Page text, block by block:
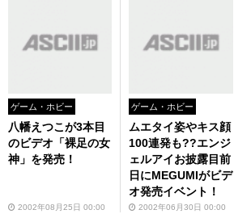
ゲーム・ホビー
八幡えつこが3本目
のビデオ「裸足の女
神」を発売！
2002年08月25日 00:00
ゲーム・ホビー
ムエタイ姿やキス顔
100連発も??エンジ
ェルアイお披露目前
日にMEGUMIがビデ
オ発売イベント！
2002年06月30日 00:00